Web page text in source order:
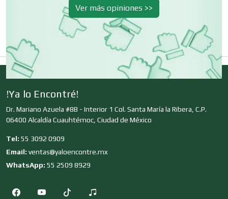
Computadoras
Conferencias Empresariales
Construcciones en General
Contadores
Ver más opiniones >>
!Ya lo Encontré!
Dr. Mariano Azuela #8B - Interior 1 Col. Santa María la Ribera, C.P.
06400 Alcaldía Cuauhtémoc, Ciudad de México
Tel: 55 3092 0909
Email: ventas@yaloencontre.mx
WhatsApp: 55 2509 8929